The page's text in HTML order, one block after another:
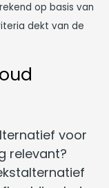
op basis van
dekt van de
voor
relevant?